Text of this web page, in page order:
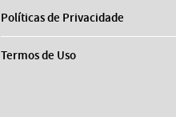
Políticas de Privacidade
Termos de Uso